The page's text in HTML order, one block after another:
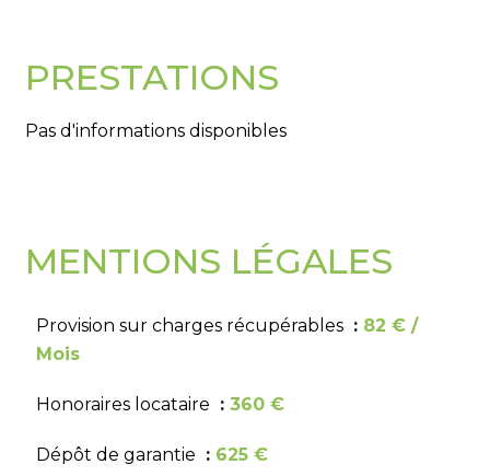
PRESTATIONS
Pas d'informations disponibles
MENTIONS LÉGALES
Provision sur charges récupérables
82 € /
Mois
Honoraires locataire 360 €
Dépôt de garantie 625 €